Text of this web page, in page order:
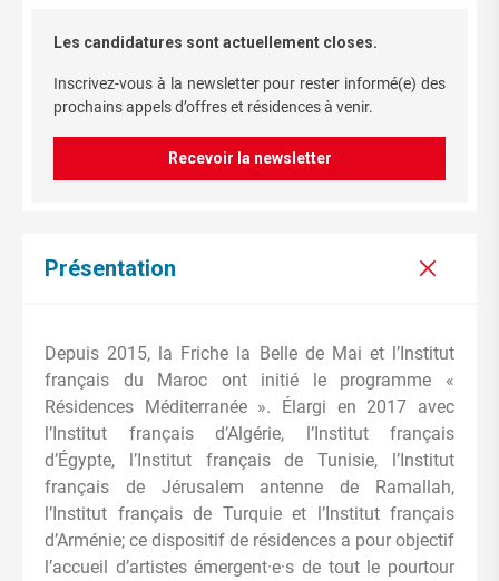
Les candidatures sont actuellement closes.
Inscrivez-vous à la newsletter pour rester informé(e) des
prochains appels d’offres et résidences à venir.
Recevoir la newsletter
Présentation
Depuis 2015, la Friche la Belle de Mai et l’Institut
français du Maroc ont initié le programme «
Résidences Méditerranée ». Élargi en 2017 avec
l’Institut français d’Algérie, l’Institut français
d’Égypte, l’Institut français de Tunisie, l’Institut
français de Jérusalem antenne de Ramallah,
l’Institut français de Turquie et l’Institut français
d’Arménie; ce dispositif de résidences a pour objectif
l’accueil d’artistes émergent·e·s de tout le pourtour